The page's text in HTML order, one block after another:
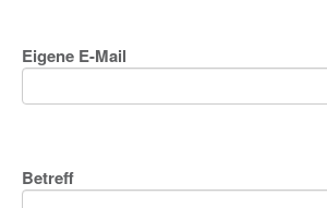
Eigene E-Mail
Betreff